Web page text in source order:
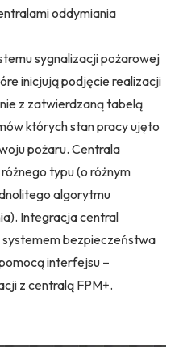
oddymiania
sygnalizacji pożarowej
inicjują podjęcie realizacji
z zatwierdzaną tabelą
których stan pracy ujęto
pożaru. Centrala
typu (o różnym
algorytmu
Integracja central
bezpieczeństwa
interfejsu –
z centralą FPM+.